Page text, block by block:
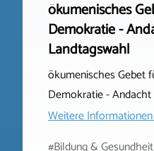
ökumenisches
Demokratie -
Landtagswahl
ökumenisches Gebet
Demokratie -
Weitere
#Bildung &